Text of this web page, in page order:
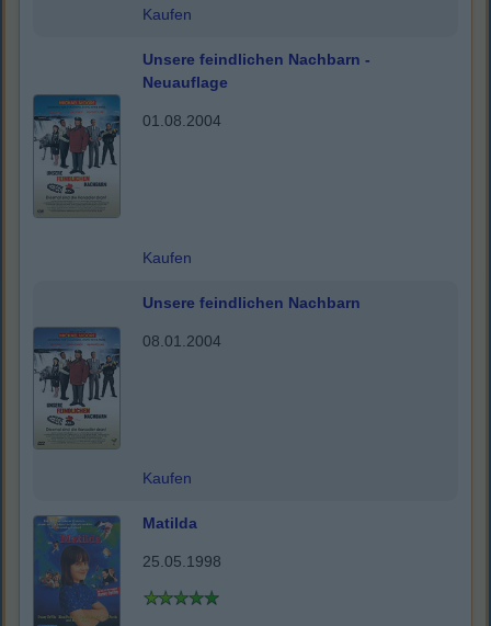
Kaufen
Unsere feindlichen Nachbarn -
Neuauflage
01.08.2004
Kaufen
Unsere feindlichen Nachbarn
08.01.2004
Kaufen
Matilda
25.05.1998